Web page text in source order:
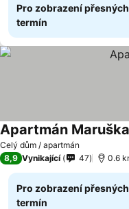
Pro zobrazení
termín
Celý dům / apartmán
Apartmán Maruška
8,9 Vynikající 47 0.6
Pro zobrazení
termín